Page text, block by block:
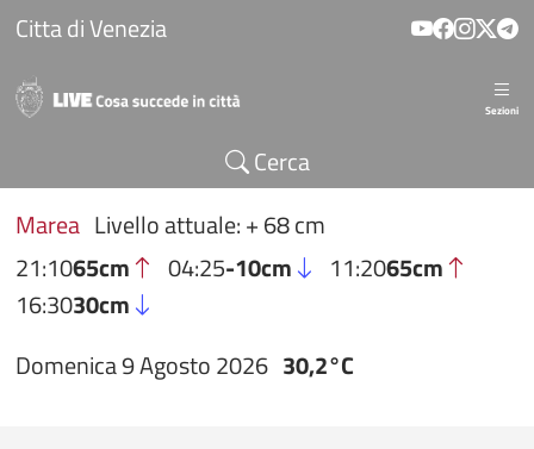
Salta al contenuto principale
Citta di Venezia
Sezioni
Cerca
Marea Livello attuale: + 68 cm
21:1065cm 04:25-10cm 11:2065cm
16:3030cm
Domenica 9 Agosto 2026 30,2°C